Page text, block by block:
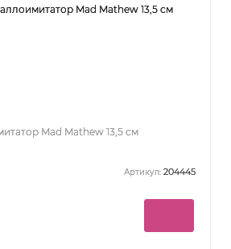
Mad Mathew 13,5 см
Артикул: 204445